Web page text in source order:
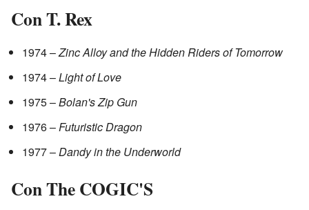
Con T. Rex
1974 –Zinc Alloy and the Hidden Riders of Tomorrow
1974 –Light of Love
1975 –Bolan's Zip Gun
1976 – Futuristic Dragon
1977 – Dandy in the Underworld
Con The COGIC'S